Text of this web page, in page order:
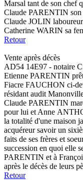
Marsal tant de son chef
Claude PARENTIN son
Claude JOLIN
Catherine WARIN sa
Retour
Vente après décès
AD54 14E97 - notaire
Etienne PARENTIN
Fiacre FAUCHON ci-
résidant audit
Claude PARENTIN
pour lui et Anne
la totalité d'une maison
acquéreur savoir un
faits de ses frères et
succession en quoi elle
PARENTIN et à
après le décès de leurs
Retour